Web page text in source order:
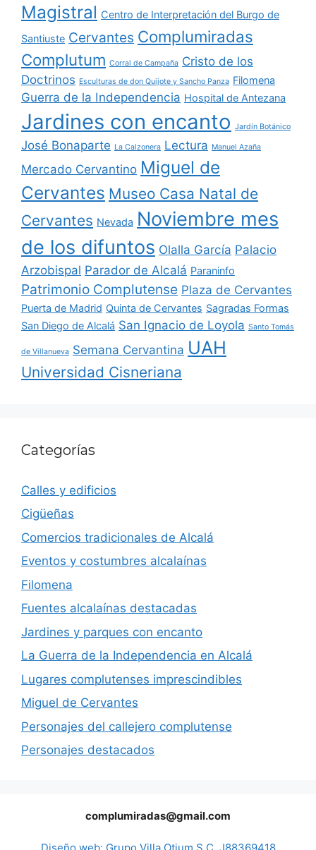
Magistral Centro de Interpretación del Burgo de
Santiuste Cervantes Complumiradas
Complutum Corral de Campaña Cristo de los
Doctrinos Esculturas de don Quijote y Sancho Panza Filomena
Guerra de la Independencia Hospital de Antezana
Jardines con encanto Jardín Botánico
José Bonaparte La Calzonera Lectura Manuel Azaña
Mercado Cervantino Miguel de
Cervantes Museo Casa Natal de
Cervantes Nevada Noviembre mes
de los difuntos Olalla García Palacio
Arzobispal Parador de Alcalá Paraninfo
Patrimonio Complutense Plaza de Cervantes
Puerta de Madrid Quinta de Cervantes Sagradas Formas
San Diego de Alcalá San Ignacio de Loyola Santo Tomás
de Villanueva Semana Cervantina UAH
Universidad Cisneriana
Categorías
Calles y edificios
Cigüeñas
Comercios tradicionales de Alcalá
Eventos y costumbres alcalaínas
Filomena
Fuentes alcalaínas destacadas
Jardines y parques con encanto
La Guerra de la Independencia en Alcalá
Lugares complutenses imprescindibles
Miguel de Cervantes
Personajes del callejero complutense
Personajes destacados
complumiradas@gmail.com
Diseño web: Grupo Villa Otium S.C. J88369418